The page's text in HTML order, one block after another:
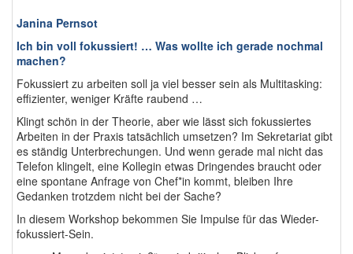
Janina Pernsot
Ich bin voll fokussiert! … Was wollte ich gerade nochmal
machen?
Fokussiert zu arbeiten soll ja viel besser sein als Multitasking:
effizienter, weniger Kräfte raubend …
Klingt schön in der Theorie, aber wie lässt sich fokussiertes
Arbeiten in der Praxis tatsächlich umsetzen? Im Sekretariat gibt
es ständig Unterbrechungen. Und wenn gerade mal nicht das
Telefon klingelt, eine Kollegin etwas Dringendes braucht oder
eine spontane Anfrage von Chef*in kommt, bleiben Ihre
Gedanken trotzdem nicht bei der Sache?
In diesem Workshop bekommen Sie Impulse für das Wieder-
fokussiert-Sein.